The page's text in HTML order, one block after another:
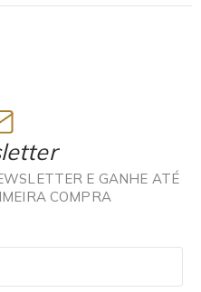
E GANHE ATÉ
COMPRA